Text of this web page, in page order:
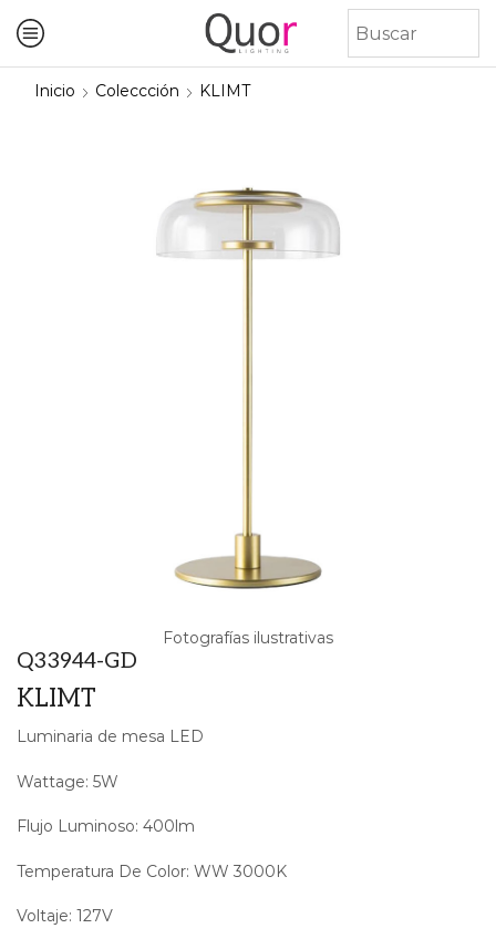
Inicio Coleccción KLIMT
Fotografías ilustrativas
Q33944-GD
KLIMT
Luminaria de mesa LED
Wattage: 5W
Flujo Luminoso: 400lm
Temperatura De Color: WW 3000K
Voltaje: 127V